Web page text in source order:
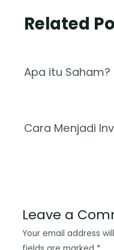
Related
Apa itu Saham?
Cara Menjadi
Leave a
Your email address